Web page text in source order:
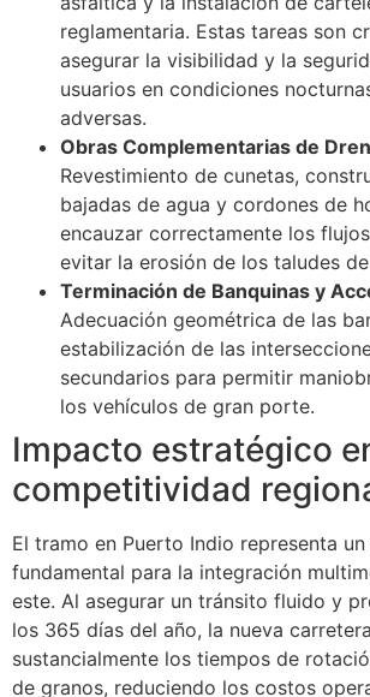
reglamentaria. Estas tareas son
asegurar la visibilidad y la
usuarios en condiciones
adversas.
Obras Complementarias de
Revestimiento de cunetas,
bajadas de agua y cordones de
encauzar correctamente los
evitar la erosión de los taludes
Terminación de Banquinas y
Adecuación geométrica de las
estabilización de las
secundarios para permitir
los vehículos de gran porte.
Impacto estratégico
competitividad
El tramo en Puerto Indio representa
fundamental para la integración
este. Al asegurar un tránsito fluido y
los 365 días del año, la nueva
sustancialmente los tiempos de
de granos, reduciendo los costos